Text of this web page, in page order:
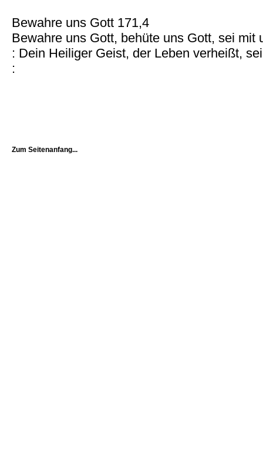
Bewahre uns Gott 171,4
Bewahre uns Gott, behüte uns Gott, sei mit
: Dein Heiliger Geist, der Leben verheißt,
:
Zum Seitenanfang...